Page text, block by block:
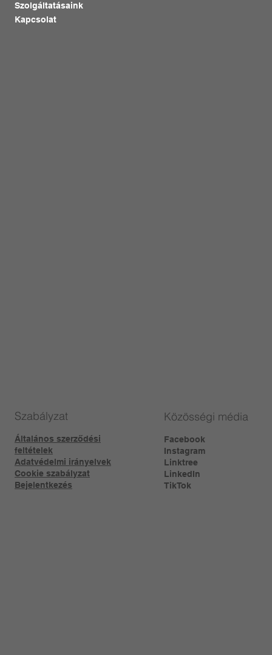
Szabályzat
Általános szerződési
feltételek
Adatvédelmi irányelvek
Cookie szabályzat
Bejelentkezés
Szolgáltatásaink
Kapcsolat
Közösségi média
Facebook
Instagram
Linktree​
LinkedIn
TikTok